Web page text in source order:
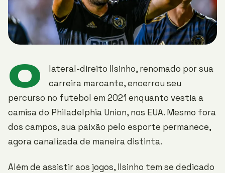
O
lateral-direito Ilsinho, renomado por sua
carreira marcante, encerrou seu
percurso no futebol em 2021 enquanto vestia a
camisa do Philadelphia Union, nos EUA. Mesmo fora
dos campos, sua paixão pelo esporte permanece,
agora canalizada de maneira distinta.
Além de assistir aos jogos, Ilsinho tem se dedicado